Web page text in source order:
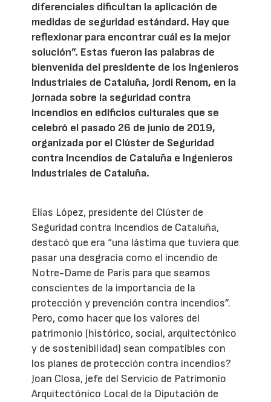
diferenciales dificultan la aplicación de
medidas de seguridad estándard. Hay que
reflexionar para encontrar cuál es la mejor
solución”. Estas fueron las palabras de
bienvenida del presidente de los Ingenieros
Industriales de Cataluña, Jordi Renom, en la
Jornada sobre la seguridad contra
incendios en edificios culturales que se
celebró el pasado 26 de junio de 2019,
organizada por el Clúster de Seguridad
contra Incendios de Cataluña e Ingenieros
Industriales de Cataluña.
Elías López, presidente del Clúster de
Seguridad contra Incendios de Cataluña,
destacó que era “una lástima que tuviera que
pasar una desgracia como el incendio de
Notre-Dame de París para que seamos
conscientes de la importancia de la
protección y prevención contra incendios”.
Pero, como hacer que los valores del
patrimonio (histórico, social, arquitectónico
y de sostenibilidad) sean compatibles con
los planes de protección contra incendios?
Joan Closa, jefe del Servicio de Patrimonio
Arquitectónico Local de la Diputación de